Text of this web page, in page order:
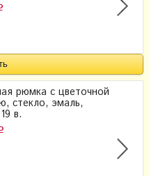
рюмка с цветочной
стекло, эмаль,
в.